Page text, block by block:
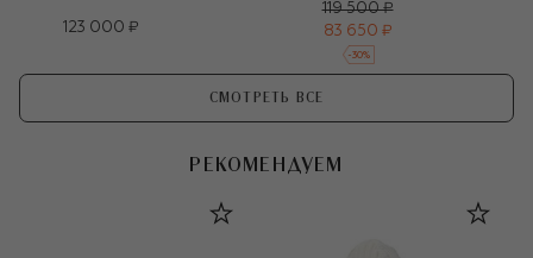
123 000 ₽
119 500 ₽
83 650 ₽
-30%
СМОТРЕТЬ ВСЕ
РЕКОМЕНДУЕМ